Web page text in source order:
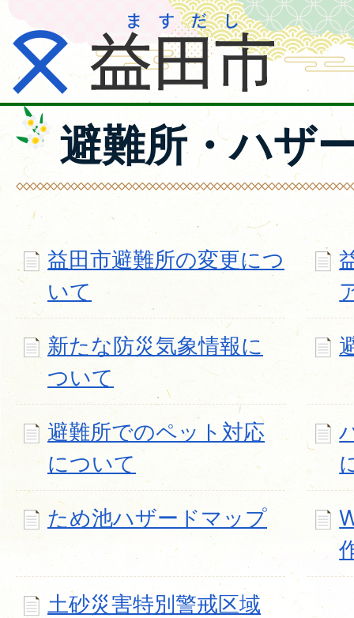
避難所・ハザ
益田市避難所の変更につ
いて
新たな防災気象情報に
ついて
避難所でのペット対応
について
ため池ハザードマップ
土砂災害特別警戒区域